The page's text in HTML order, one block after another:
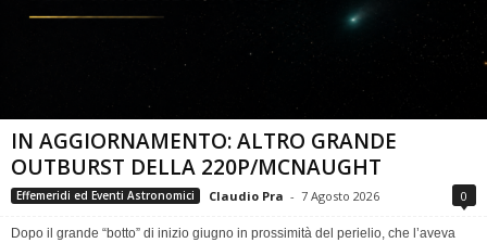
IN AGGIORNAMENTO: ALTRO GRANDE
OUTBURST DELLA 220P/MCNAUGHT
Effemeridi ed Eventi Astronomici Claudio Pra - 7 Agosto 2026 0
Dopo il grande “botto” di inizio giugno in prossimità del perielio, che l’aveva